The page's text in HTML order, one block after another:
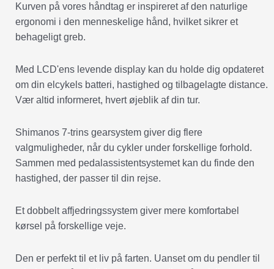
Kurven på vores håndtag er inspireret af den naturlige
ergonomi i den menneskelige hånd, hvilket sikrer et
behageligt greb.
Med LCD'ens levende display kan du holde dig opdateret
om din elcykels batteri, hastighed og tilbagelagte distance.
Vær altid informeret, hvert øjeblik af din tur.
Shimanos 7-trins gearsystem giver dig flere
valgmuligheder, når du cykler under forskellige forhold.
Sammen med pedalassistentsystemet kan du finde den
hastighed, der passer til din rejse.
Et dobbelt affjedringssystem giver mere komfortabel
kørsel på forskellige veje.
Den er perfekt til et liv på farten. Uanset om du pendler til